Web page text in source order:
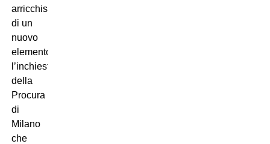
arricchisce
di un
nuovo
elemento
l’inchiesta
della
Procura
di
Milano
che